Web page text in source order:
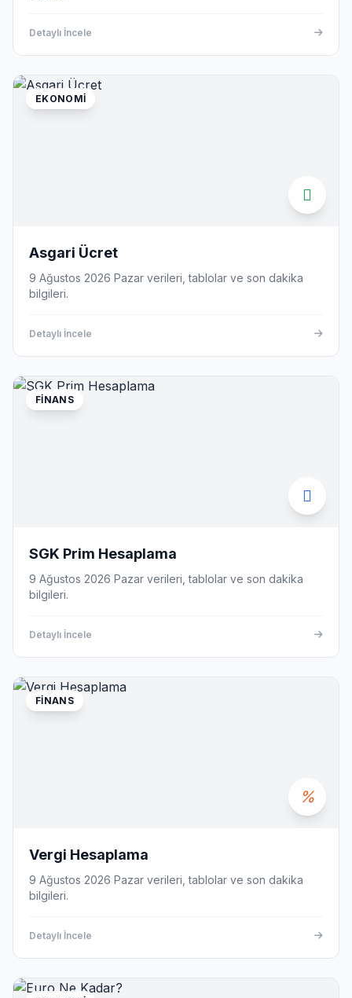
Detaylı İncele
EKONOMI
Asgari Ücret
9 Ağustos 2026 Pazar verileri, tablolar ve son dakika
bilgileri.
Detaylı İncele
FINANS
SGK Prim Hesaplama
9 Ağustos 2026 Pazar verileri, tablolar ve son dakika
bilgileri.
Detaylı İncele
FINANS
Vergi Hesaplama
9 Ağustos 2026 Pazar verileri, tablolar ve son dakika
bilgileri.
Detaylı İncele